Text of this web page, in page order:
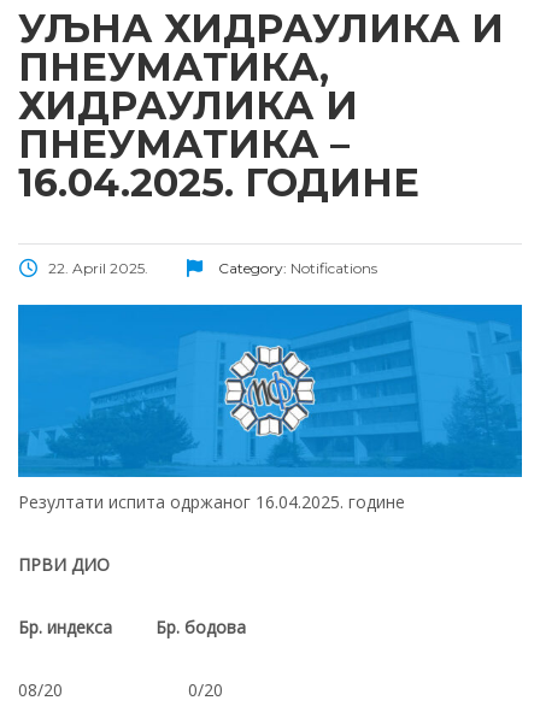
УЉНА ХИДРАУЛИКА И
ПНЕУМАТИКА,
ХИДРАУЛИКА И
ПНЕУМАТИКА –
16.04.2025. ГОДИНЕ
22. April 2025. Category: Notifications
Резултати испита одржаног 16.04.2025. године
ПРВИ ДИО
Бр. индекса Бр. бодова
08/20 0/20